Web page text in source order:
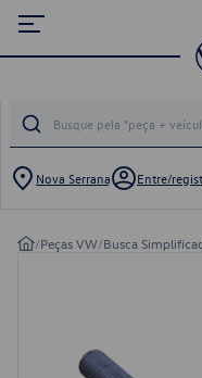
Nova Serrana Entre/
/Peças VW/Busca